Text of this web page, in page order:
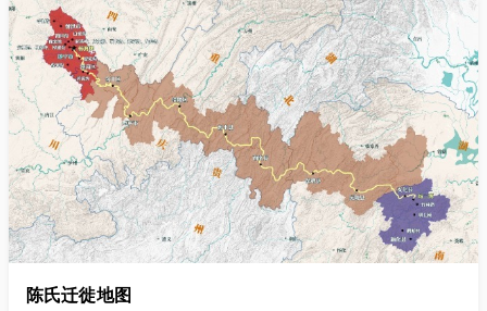
垣城被俘，押至东京开封凌迟处死。
陈氏迁徙地图